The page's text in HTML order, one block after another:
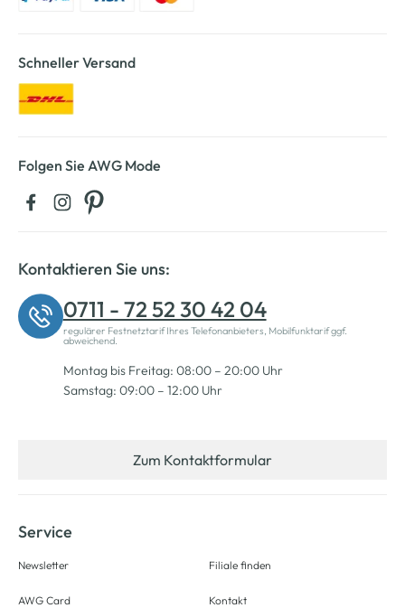
Schneller Versand
Folgen Sie AWG Mode
Kontaktieren Sie uns:
0711 - 72 52 30 42 04
regulärer Festnetztarif Ihres Telefonanbieters, Mobilfunktarif ggf.
abweichend.
Montag bis Freitag: 08:00 – 20:00 Uhr
Samstag: 09:00 – 12:00 Uhr
Zum Kontaktformular
Service
Newsletter
AWG Card
Filiale finden
Kontakt